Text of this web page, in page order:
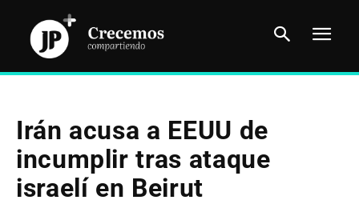
Irán acusa a EEUU de
incumplir tras ataque
israelí en Beirut